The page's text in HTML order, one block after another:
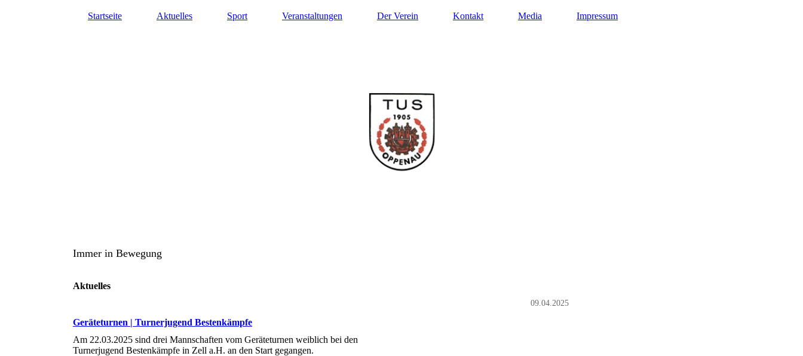
Startseite Aktuelles Sport Veranstaltungen Der Verein Kontakt Media Impressum
Immer in Bewegung
Aktuelles
09.04.2025
Geräteturnen | Turnerjugend Bestenkämpfe
Am 22.03.2025 sind drei Mannschaften vom Geräteturnen weiblich bei den
Turnerjugend Bestenkämpfe in Zell a.H. an den Start gegangen.